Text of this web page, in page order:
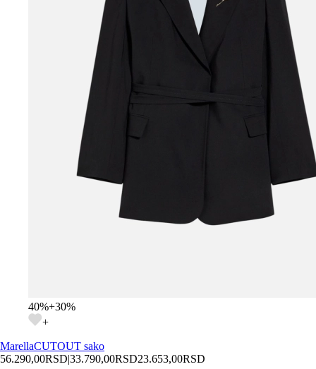
40%+30%
+
MarellaCUTOUT sako
56.290,00RSD|33.790,00RSD23.653,00RSD